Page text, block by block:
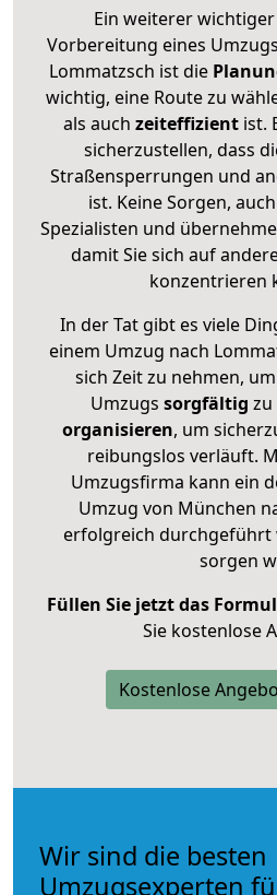
Ein weiterer
Vorbereitung eines
Lommatzsch ist die
wichtig, eine Route zu
als auch zeiteffizientist.
sicherzustellen, dass
Straßensperrungen und
ist. Keine Sorgen,
Spezialisten und
damit Sie sich auf
konzentrieren
In der Tat gibt es viele
einem Umzug nach
sich Zeit zu nehmen,
Umzugs sorgfältig zu
organisieren, um
reibungslos verläuft.
Umzugsfirma kann ein
Umzug von München
erfolgreich durchgeführt
sorgen
Füllen Sie jetzt das
Sie kostenlose
Kostenlose
Wir sind die besten
Umzugsexperten